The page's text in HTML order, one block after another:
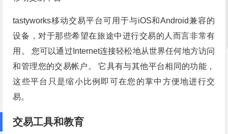
tastyworks移动交易平台可用于与iOS和Android兼容的
设备，对于那些希望在旅途中进行交易的人而言非常有
用。 您可以通过Internet连接轻松地从世界任何地方访问
和管理您的交易帐户。 它具有与其他平台相同的功能，
这些平台只是缩小比例即可在您的掌中方便地进行交
易。
交易工具和教育